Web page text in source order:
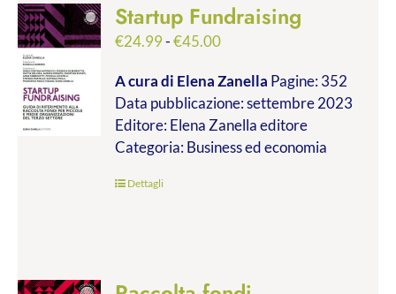
Startup Fundraising
€24.99-€45.00Fascia
prezzo:
da
€24.99
a
A cura di Elena Zanella Pagine: 352
Data pubblicazione: settembre 2023
Editore: Elena Zanella editore
Categoria: Business ed economia
Dettagli